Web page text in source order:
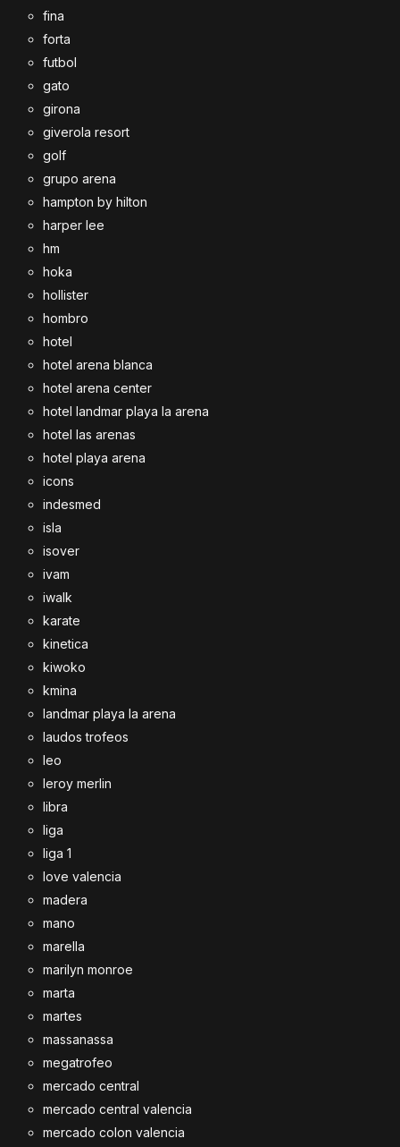
fina
forta
futbol
gato
girona
giverola resort
golf
grupo arena
hampton by hilton
harper lee
hm
hoka
hollister
hombro
hotel
hotel arena blanca
hotel arena center
hotel landmar playa la arena
hotel las arenas
hotel playa arena
icons
indesmed
isla
isover
ivam
iwalk
karate
kinetica
kiwoko
kmina
landmar playa la arena
laudos trofeos
leo
leroy merlin
libra
liga
liga 1
love valencia
madera
mano
marella
marilyn monroe
marta
martes
massanassa
megatrofeo
mercado central
mercado central valencia
mercado colon valencia